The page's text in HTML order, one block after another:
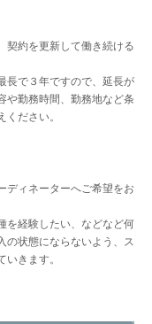
契約を更新して働き続ける
長で３年ですので、延長が
や勤務時間、勤務地など条
ださい。
ディネーターへご希望をお
を経験したい、などなど何
の状態にならないよう、ス
きます。